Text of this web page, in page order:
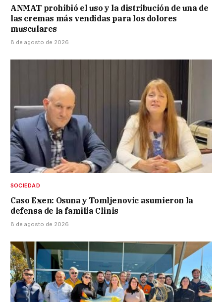
ANMAT prohibió el uso y la distribución de una de
las cremas más vendidas para los dolores
musculares
8 de agosto de 2026
SOCIEDAD
Caso Exen: Osuna y Tomljenovic asumieron la
defensa de la familia Clinis
8 de agosto de 2026